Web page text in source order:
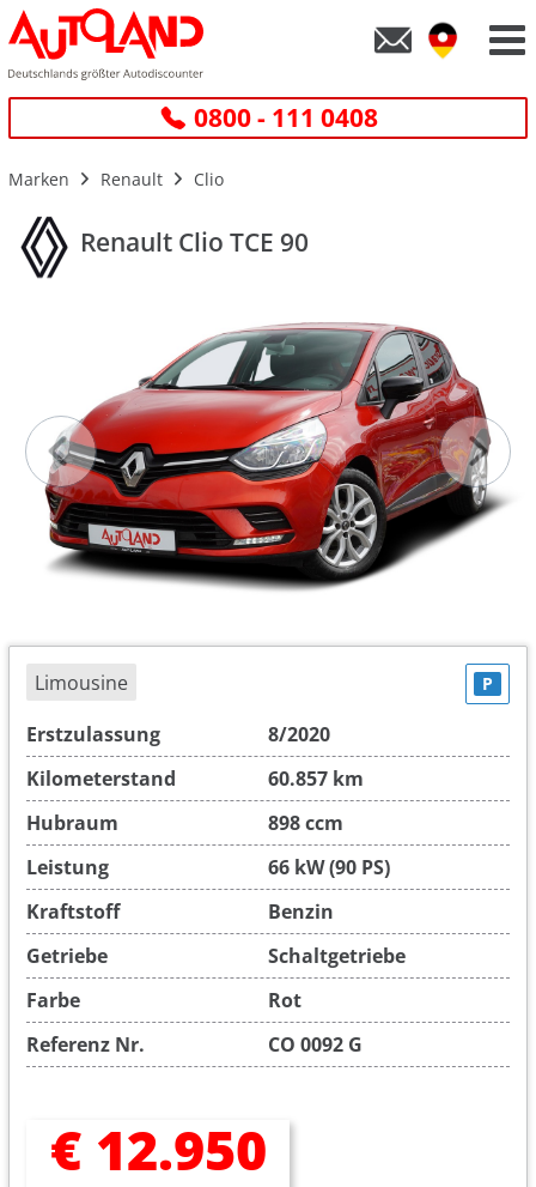
0800 - 111 0408
Marken Renault Clio
Renault Clio TCE 90
Limousine P
Erstzulassung
8/2020
Kilometerstand
60.857 km
Hubraum
898 ccm
Leistung
66 kW (90 PS)
Kraftstoff
Benzin
Getriebe
Schaltgetriebe
Farbe
Rot
Referenz Nr.
CO 0092 G
€ 12.950